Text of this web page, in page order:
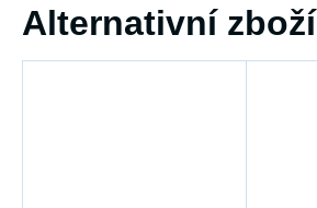
Alternativní zboží